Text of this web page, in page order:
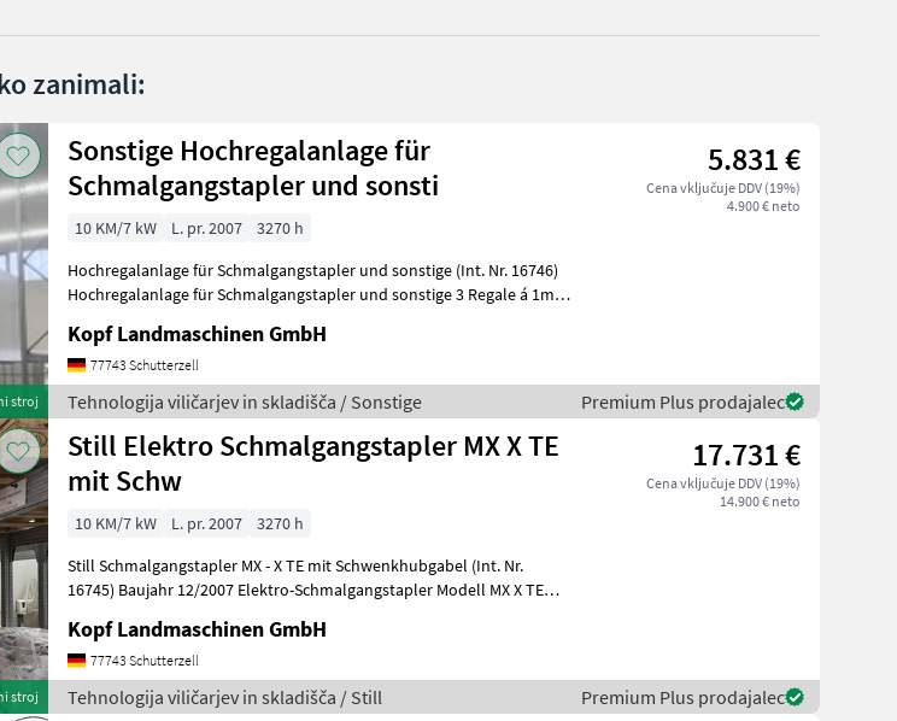
zanimali:
stroj
Sonstige Hochregalanlage für
Schmalgangstapler und sonsti
5.831 €
Cena vključuje DDV (19%)
4.900 € neto
10 KM/7 kW L. pr. 2007
3270 h
Hochregalanlage für Schmalgangstapler und sonstige (Int. Nr. 16746)
Hochregalanlage für Schmalgangstapler und sonstige 3 Regale á 1m
Kopf Landmaschinen GmbH
77743 Schutterzell
Tehnologija viličarjev in skladišča / Sonstige Premium Plus prodajalec
stroj
Still Elektro Schmalgangstapler MX X TE
mit Schw
17.731 €
Cena vključuje DDV (19%)
14.900 € neto
10 KM/7 kW L. pr. 2007
3270 h
Still Schmalgangstapler MX - X TE mit Schwenkhubgabel (Int. Nr.
16745) Baujahr 12/2007 Elektro-Schmalgangstapler Modell MX X TE
Kopf Landmaschinen GmbH
77743 Schutterzell
Tehnologija viličarjev in skladišča / Still Premium Plus prodajalec